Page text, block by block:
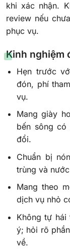
khi xác nhận.
review nếu
phục vụ.
Kinh nghiệm
Hẹn trước
đón, phí
vụ.
Mang giày
bến sông
đổi.
Chuẩn bị
trùng và
Mang theo
dịch vụ nhỏ
Không tự
ý; hỏi rõ
về.